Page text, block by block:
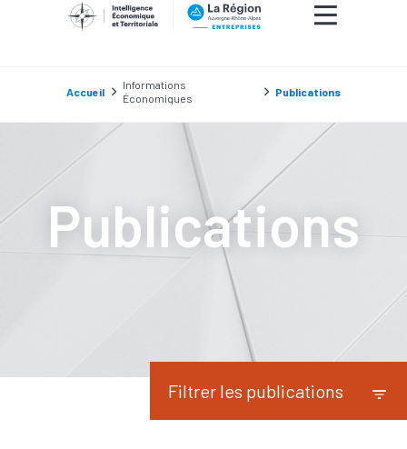
Accueil
Informations
Économiques
Publications
Publications
Filtrer les publications